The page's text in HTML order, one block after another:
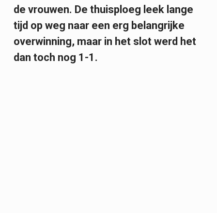
de vrouwen. De thuisploeg leek lange
tijd op weg naar een erg belangrijke
overwinning, maar in het slot werd het
dan toch nog 1-1.